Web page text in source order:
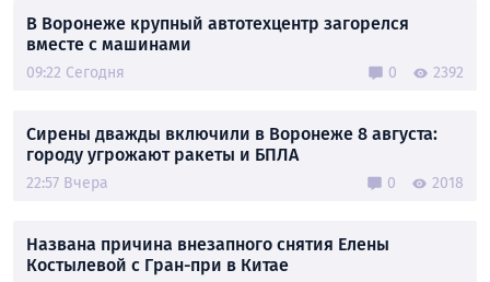
В Воронеже крупный автотехцентр загорелся
вместе с машинами
09:22 Сегодня 0 2392
Сирены дважды включили в Воронеже 8 августа:
городу угрожают ракеты и БПЛА
22:57 Вчера 0 2018
Названа причина внезапного снятия Елены
Костылевой с Гран-при в Китае